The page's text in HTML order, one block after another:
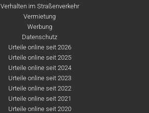
Verhalten im Straßenverkehr
Vermietung
Werbung
Datenschutz
Urteile online seit 2026
Urteile online seit 2025
Urteile online seit 2024
Urteile online seit 2023
Urteile online seit 2022
Urteile online seit 2021
Urteile online seit 2020